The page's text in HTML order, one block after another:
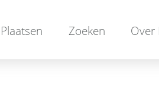
Plaatsen Zoeken Over